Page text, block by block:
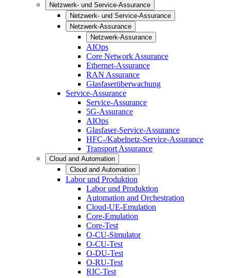
Netzwerk- und Service-Assurance
Netzwerk- und Service-Assurance
Netzwerk-Assurance
Netzwerk-Assurance
AIOps
Core Network Assurance
Ethernet-Assurance
RAN Assurance
Glasfaserüberwachung
Service-Assurance
Service-Assurance
5G-Assurance
AIOps
Glasfaser-Service-Assurance
HFC-/Kabelnetz-Service-Assurance
Transport Assurance
Cloud and Automation
Cloud and Automation
Labor und Produktion
Labor und Produktion
Automation and Orchestration
Cloud-UE-Emulation
Core-Emulation
Core-Test
O-CU-Simulator
O-CU-Test
O-DU-Test
O-RU-Test
RIC-Test